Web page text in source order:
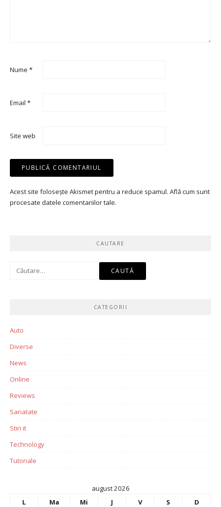
Nume *
Email *
Site web
Acest site folosește Akismet pentru a reduce spamul. Află cum sunt
procesate datele comentariilor tale.
CAUTARE
Caută
CATEGORII
Auto
Diverse
News
Online
Reviews
Sanatate
Stiri it
Technology
Tutoriale
august 2026
L
Ma Mi J V S
D